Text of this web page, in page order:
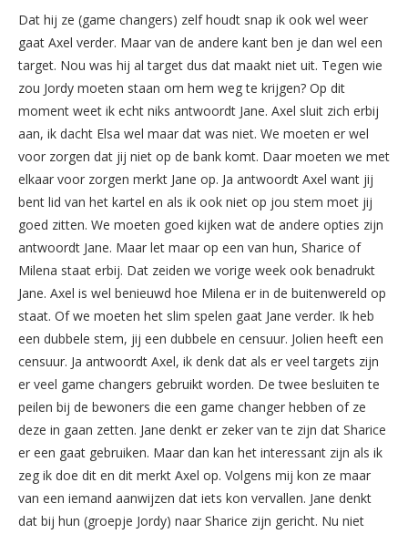
Dat hij ze (game changers) zelf houdt snap ik ook wel weer
gaat Axel verder. Maar van de andere kant ben je dan wel een
target. Nou was hij al target dus dat maakt niet uit. Tegen wie
zou Jordy moeten staan om hem weg te krijgen? Op dit
moment weet ik echt niks antwoordt Jane. Axel sluit zich erbij
aan, ik dacht Elsa wel maar dat was niet. We moeten er wel
voor zorgen dat jij niet op de bank komt. Daar moeten we met
elkaar voor zorgen merkt Jane op. Ja antwoordt Axel want jij
bent lid van het kartel en als ik ook niet op jou stem moet jij
goed zitten. We moeten goed kijken wat de andere opties zijn
antwoordt Jane. Maar let maar op een van hun, Sharice of
Milena staat erbij. Dat zeiden we vorige week ook benadrukt
Jane. Axel is wel benieuwd hoe Milena er in de buitenwereld op
staat. Of we moeten het slim spelen gaat Jane verder. Ik heb
een dubbele stem, jij een dubbele en censuur. Jolien heeft een
censuur. Ja antwoordt Axel, ik denk dat als er veel targets zijn
er veel game changers gebruikt worden. De twee besluiten te
peilen bij de bewoners die een game changer hebben of ze
deze in gaan zetten. Jane denkt er zeker van te zijn dat Sharice
er een gaat gebruiken. Maar dan kan het interessant zijn als ik
zeg ik doe dit en dit merkt Axel op. Volgens mij kon ze maar
van een iemand aanwijzen dat iets kon vervallen. Jane denkt
dat bij hun (groepje Jordy) naar Sharice zijn gericht. Nu niet